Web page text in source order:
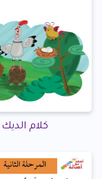
كلام الديك